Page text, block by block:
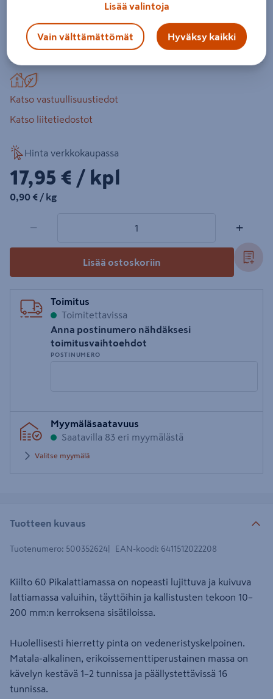
Lue koko tuotekuvaus
Katso vastuullisuustiedot
Katso liitetiedostot
Hinta verkkokaupassa
17,95€/kpl
17,95 € / kpl
0,90€/kg
0,90 € / kg
− +
Lisää ostoskoriin
Toimitus
Toimitettavissa
Anna postinumero nähdäksesi
toimitusvaihtoehdot
POSTINUMERO
postinumero
Myymäläsaatavuus
Saatavilla 83 eri myymälästä
Valitse myymälä
Tuotteen kuvaus
Tuotenumero: 500352624 EAN-koodi: 6411512022208
Kiilto 60 Pikalattiamassa on nopeasti lujittuva ja kuivuva
lattiamassa valuihin, täyttöihin ja kallistusten tekoon 10–
200 mm:n kerroksena sisätiloissa.
Huolellisesti hierretty pinta on vedeneristyskelpoinen.
Matala-alkalinen, erikoissementtiperustainen massa on
kävelyn kestävä 1–2 tunnissa ja päällystettävissä 16
tunnissa.
Lisää valintoja
Vain välttämättömät Hyväksy kaikki